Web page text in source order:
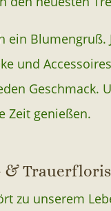
ein
und
Geschmack.
Zeit genießen.
&
zu unserem